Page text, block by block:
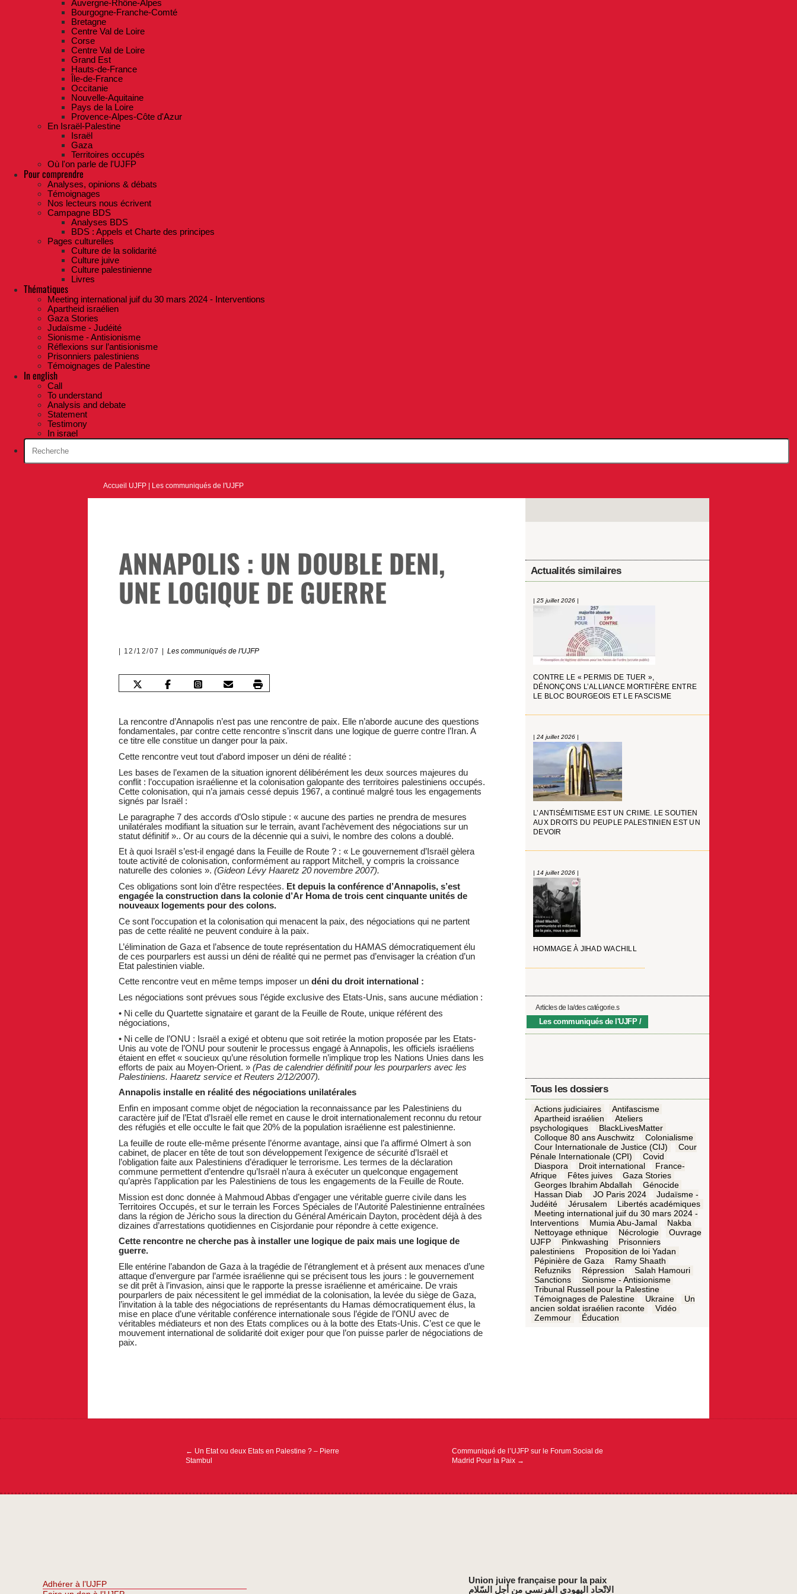
Auvergne-Rhône-Alpes
Bourgogne-Franche-Comté
Bretagne
Centre Val de Loire
Corse
Centre Val de Loire
Grand Est
Hauts-de-France
Île-de-France
Occitanie
Nouvelle-Aquitaine
Pays de la Loire
Provence-Alpes-Côte d'Azur
En Israël-Palestine
Israël
Gaza
Territoires occupés
Où l'on parle de l'UJFP
Pour comprendre
Analyses, opinions & débats
Témoignages
Nos lecteurs nous écrivent
Campagne BDS
Analyses BDS
BDS : Appels et Charte des principes
Pages culturelles
Culture de la solidarité
Culture juive
Culture palestinienne
Livres
Thématiques
Meeting international juif du 30 mars 2024 - Interventions
Apartheid israélien
Gaza Stories
Judaïsme - Judéité
Sionisme - Antisionisme
Réflexions sur l’antisionisme
Prisonniers palestiniens
Témoignages de Palestine
In english
Call
To understand
Analysis and debate
Statement
Testimony
In israel
Accueil UJFP Les communiqués de l'UJFP
ANNAPOLIS : UN DOUBLE DENI,
UNE LOGIQUE DE GUERRE
12/12/07 Les communiqués de l'UJFP
La rencontre d’Annapolis n’est pas une rencontre de paix. Elle n’aborde aucune des questions
fondamentales, par contre cette rencontre s’inscrit dans une logique de guerre contre l’Iran. A
ce titre elle constitue un danger pour la paix.
Cette rencontre veut tout d’abord imposer un déni de réalité :
Les bases de l’examen de la situation ignorent délibérément les deux sources majeures du
conflit : l’occupation israélienne et la colonisation galopante des territoires palestiniens occupés.
Cette colonisation, qui n’a jamais cessé depuis 1967, a continué malgré tous les engagements
signés par Israël :
Le paragraphe 7 des accords d’Oslo stipule : « aucune des parties ne prendra de mesures
unilatérales modifiant la situation sur le terrain, avant l’achèvement des négociations sur un
statut définitif ».. Or au cours de la décennie qui a suivi, le nombre des colons a doublé.
Et à quoi Israël s’est-il engagé dans la Feuille de Route ? : « Le gouvernement d’Israël gèlera
toute activité de colonisation, conformément au rapport Mitchell, y compris la croissance
naturelle des colonies ». (Gideon Lévy Haaretz 20 novembre 2007).
Ces obligations sont loin d’être respectées. Et depuis la conférence d’Annapolis, s’est
engagée la construction dans la colonie d’Ar Homa de trois cent cinquante unités de
nouveaux logements pour des colons.
Ce sont l’occupation et la colonisation qui menacent la paix, des négociations qui ne partent
pas de cette réalité ne peuvent conduire à la paix.
L’élimination de Gaza et l’absence de toute représentation du HAMAS démocratiquement élu
de ces pourparlers est aussi un déni de réalité qui ne permet pas d’envisager la création d’un
Etat palestinien viable.
Cette rencontre veut en même temps imposer un déni du droit international :
Les négociations sont prévues sous l’égide exclusive des Etats-Unis, sans aucune médiation :
• Ni celle du Quartette signataire et garant de la Feuille de Route, unique référent des
négociations,
• Ni celle de l’ONU : Israël a exigé et obtenu que soit retirée la motion proposée par les Etats-
Unis au vote de l’ONU pour soutenir le processus engagé à Annapolis, les officiels israéliens
étaient en effet « soucieux qu’une résolution formelle n’implique trop les Nations Unies dans les
efforts de paix au Moyen-Orient. » (Pas de calendrier définitif pour les pourparlers avec les
Palestiniens. Haaretz service et Reuters 2/12/2007).
Annapolis installe en réalité des négociations unilatérales
Enfin en imposant comme objet de négociation la reconnaissance par les Palestiniens du
caractère juif de l’Etat d’Israël elle remet en cause le droit internationalement reconnu du retour
des réfugiés et elle occulte le fait que 20% de la population israélienne est palestinienne.
La feuille de route elle-même présente l’énorme avantage, ainsi que l’a affirmé Olmert à son
cabinet, de placer en tête de tout son développement l’exigence de sécurité d’Israël et
l’obligation faite aux Palestiniens d’éradiquer le terrorisme. Les termes de la déclaration
commune permettent d’entendre qu’Israël n’aura à exécuter un quelconque engagement
qu’après l’application par les Palestiniens de tous les engagements de la Feuille de Route.
Mission est donc donnée à Mahmoud Abbas d’engager une véritable guerre civile dans les
Territoires Occupés, et sur le terrain les Forces Spéciales de l’Autorité Palestinienne entraînées
dans la région de Jéricho sous la direction du Général Américain Dayton, procèdent déjà à des
dizaines d’arrestations quotidiennes en Cisjordanie pour répondre à cette exigence.
Cette rencontre ne cherche pas à installer une logique de paix mais une logique de
guerre.
Elle entérine l’abandon de Gaza à la tragédie de l’étranglement et à présent aux menaces d’une
attaque d’envergure par l’armée israélienne qui se précisent tous les jours : le gouvernement
se dit prêt à l’invasion, ainsi que le rapporte la presse israélienne et américaine. De vrais
pourparlers de paix nécessitent le gel immédiat de la colonisation, la levée du siège de Gaza,
l’invitation à la table des négociations de représentants du Hamas démocratiquement élus, la
mise en place d’une véritable conférence internationale sous l’égide de l’ONU avec de
véritables médiateurs et non des Etats complices ou à la botte des Etats-Unis. C’est ce que le
mouvement international de solidarité doit exiger pour que l’on puisse parler de négociations de
paix.
Actualités similaires
| 25 juillet 2026 |
CONTRE LE « PERMIS DE TUER »,
DÉNONÇONS L’ALLIANCE MORTIFÈRE ENTRE
LE BLOC BOURGEOIS ET LE FASCISME
| 24 juillet 2026 |
L’ANTISÉMITISME EST UN CRIME. LE SOUTIEN
AUX DROITS DU PEUPLE PALESTINIEN EST UN
DEVOIR
| 14 juillet 2026 |
HOMMAGE À JIHAD WACHILL
Articles de la/des catégorie.s
Les communiqués de l'UJFP
Tous les dossiers
Actions judiciaires
Antifascisme
Apartheid israélien
Ateliers
psychologiques
BlackLivesMatter
Colloque 80 ans Auschwitz
Colonialisme
Cour Internationale de Justice (CIJ)
Cour
Pénale Internationale (CPI)
Covid
Diaspora
Droit international
France-
Afrique
Fêtes juives
Gaza Stories
Georges Ibrahim Abdallah
Génocide
Hassan Diab
JO Paris 2024
Judaïsme -
Judéité
Jérusalem
Libertés académiques
Meeting international juif du 30 mars 2024 -
Interventions
Mumia Abu-Jamal
Nakba
Nettoyage ethnique
Nécrologie
Ouvrage
UJFP
Pinkwashing
Prisonniers
palestiniens
Proposition de loi Yadan
Pépinière de Gaza
Ramy Shaath
Refuzniks
Répression
Salah Hamouri
Sanctions
Sionisme - Antisionisme
Tribunal Russell pour la Palestine
Témoignages de Palestine
Ukraine
Un
ancien soldat israélien raconte
Vidéo
Zemmour
Éducation
Navigation
← Un Etat ou deux Etats en Palestine ? – Pierre
Stambul
Communiqué de l’UJFP sur le Forum Social de
Madrid Pour la Paix →
Adhérer à l’UJFP
Union juive française pour la paix
الاتّحاد اليهودي الفرنسي من أجل السّلام